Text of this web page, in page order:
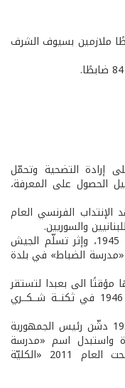
ضباطًا ملازمين بسيوف الشرف
إرادة التضحية وتحمّل
الحصول على المعرفة،
الفرنسي العام
والعام 1932 انتقلت الى حمص، وفي آب 1945، وإثر تسلّم الجيش
«مدرسة الضباط» في بلدة
من العام 1946 تمّ نقلها مؤقتًا الى بعبدا لتستقر
نهائيَا في 14 تشرين الثاني مــن العــام 1946 في ثكنــة شــكــري
وفي الحادي والثلاثين من كانون الأول 1951 دشّن رئيس الجمهورية
واستبدل اسم «مدرسة
الضباط» بــ «المدرسة الحربية»، ثم أصبحت العام 2011 «الكليّة